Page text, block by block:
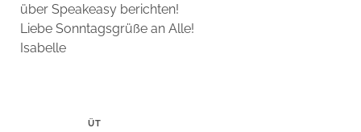
über Speakeasy berichten!
Liebe Sonntagsgrüße an Alle!
Isabelle
ÜT